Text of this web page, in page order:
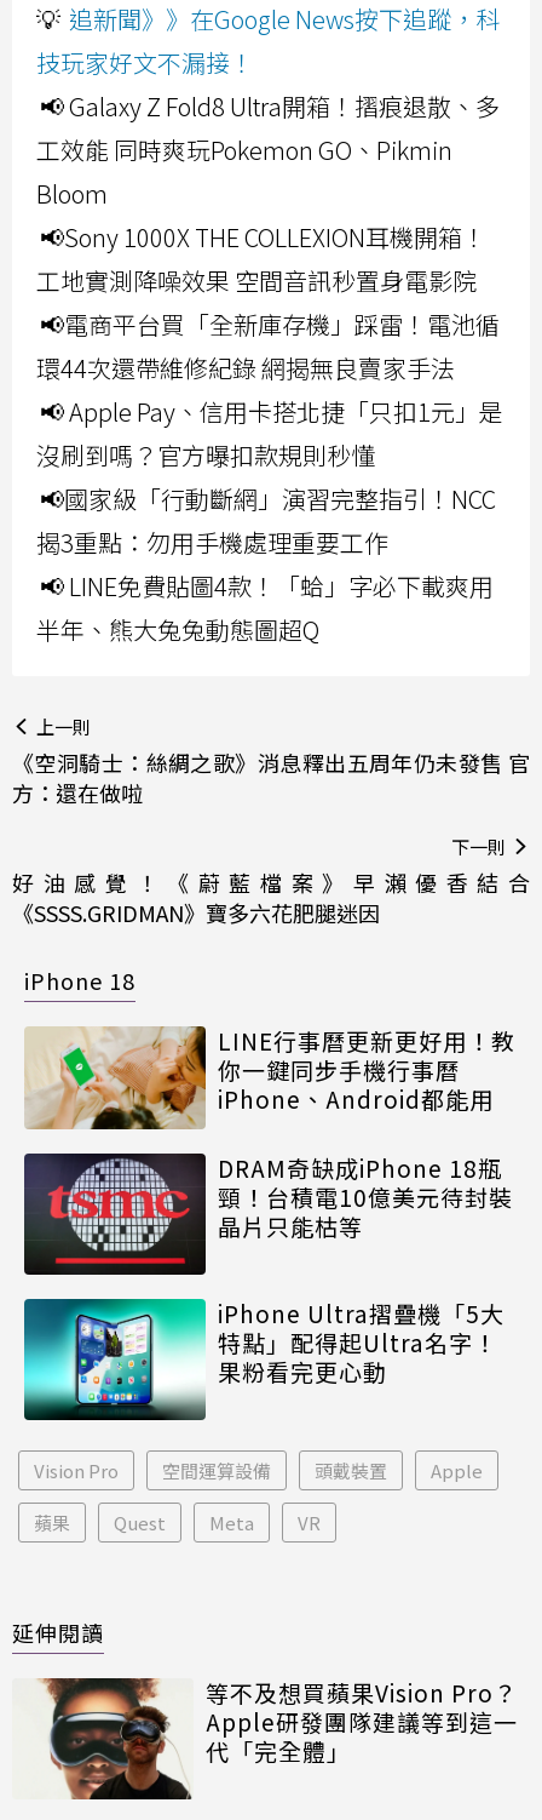
💡 追新聞》》在Google News按下追蹤，科
技玩家好文不漏接！
📢 Galaxy Z Fold8 Ultra開箱！摺痕退散、多
工效能 同時爽玩Pokemon GO、Pikmin
Bloom
📢Sony 1000X THE COLLEXION耳機開箱！
工地實測降噪效果 空間音訊秒置身電影院
📢電商平台買「全新庫存機」踩雷！電池循
環44次還帶維修紀錄 網揭無良賣家手法
📢 Apple Pay、信用卡搭北捷「只扣1元」是
沒刷到嗎？官方曝扣款規則秒懂
📢國家級「行動斷網」演習完整指引！NCC
揭3重點：勿用手機處理重要工作
📢 LINE免費貼圖4款！「蛤」字必下載爽用
半年、熊大兔兔動態圖超Q
上一則
《空洞騎士：絲綢之歌》消息釋出五周年仍未發售 官
方：還在做啦
下一則
好油感覺！《蔚藍檔案》早瀨優香結合
《SSSS.GRIDMAN》寶多六花肥腿迷因
iPhone 18
LINE行事曆更新更好用！教
你一鍵同步手機行事曆
iPhone、Android都能用
DRAM奇缺成iPhone 18瓶
頸！台積電10億美元待封裝
晶片只能枯等
iPhone Ultra摺疊機「5大
特點」配得起Ultra名字！
果粉看完更心動
Vision Pro 空間運算設備 頭戴裝置 Apple
蘋果 Quest Meta VR
延伸閱讀
等不及想買蘋果Vision Pro？
Apple研發團隊建議等到這一
代「完全體」